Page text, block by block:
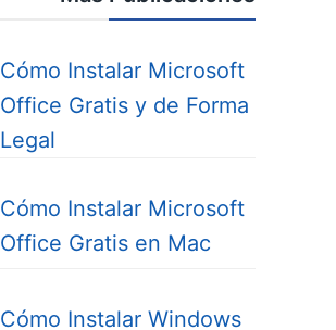
Cómo Instalar Microsoft
Office Gratis y de Forma
Legal
Cómo Instalar Microsoft
Office Gratis en Mac
Cómo Instalar Windows